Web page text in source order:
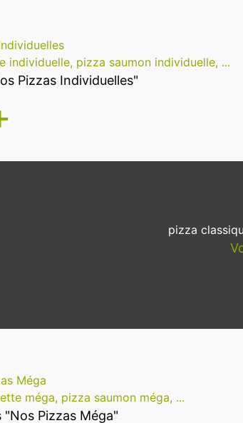
pizza saumon individuelle, ...
Pizzas Individuelles"
pizza
Méga
méga, pizza saumon méga, ...
Pizzas Méga"